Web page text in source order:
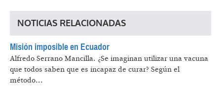
NOTICIAS RELACIONADAS
Misión imposible en Ecuador
Alfredo Serrano Mancilla. ¿Se imaginan utilizar una vacuna
que todos saben que es incapaz de curar? Según el
método...